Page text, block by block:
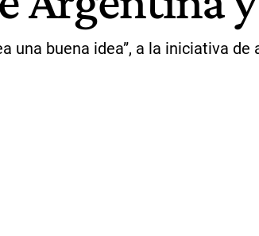
una buena idea”, a la iniciativa